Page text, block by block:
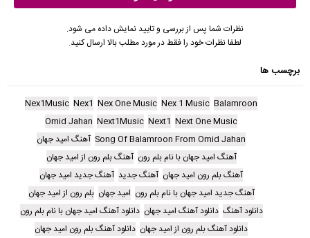
نظرات شما پس از بررسی و تایید نمایش داده می شود.
لطفا نظرات خود را فقط در مورد مطلب بالا ارسال کنید.
برچسب ها
Balamroon
Nex 1 Music
Nex One Music
Nex1
Nex1Music
Next One Music
Next1
Next1Music
Omid Jahan
Song Of Balamroon From Omid Jahan آهنگ امید جهان
آهنگ امید جهان با نام بلم رون آهنگ بلم رون از امید جهان
آهنگ بلم رون امید جهان آهنگ جدید آهنگ جدید امید جهان
آهنگ جدید امید جهان با نام بلم رون امید جهان بلم رون از امید جهان
دانلود آهنگ دانلود آهنگ امید جهان دانلود آهنگ امید جهان با نام بلم رون
دانلود آهنگ بلم رون از امید جهان دانلود آهنگ بلم رون امید جهان